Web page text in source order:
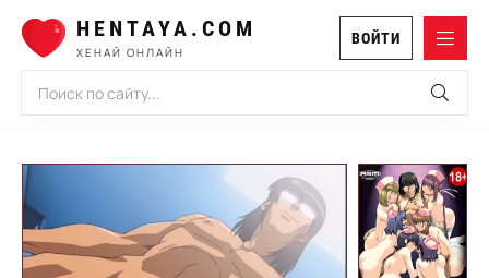
HENTAYA.COM
ХЕНАЙ ОНЛАЙН
ВОЙТИ